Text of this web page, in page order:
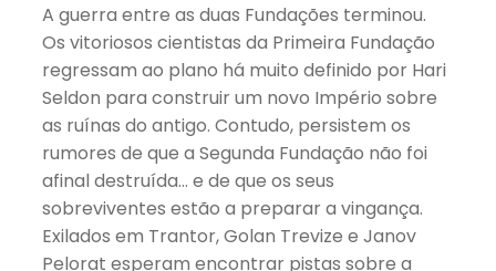
A guerra entre as duas Fundações terminou.
Os vitoriosos cientistas da Primeira Fundação
regressam ao plano há muito definido por Hari
Seldon para construir um novo Império sobre
as ruínas do antigo. Contudo, persistem os
rumores de que a Segunda Fundação não foi
afinal destruída… e de que os seus
sobreviventes estão a preparar a vingança.
Exilados em Trantor, Golan Trevize e Janov
Pelorat esperam encontrar pistas sobre a